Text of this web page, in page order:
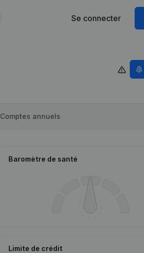
Se connecter
Comptes annuels
Baromètre de santé
Limite de crédit